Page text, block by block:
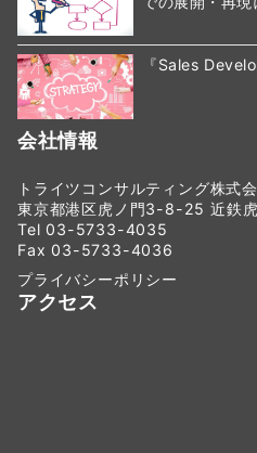
『Sales
会社情報
トライツコンサルティング株式
東京都港区虎ノ門3-8-25 近鉄
Tel 03-5733-4035
Fax 03-5733-4036
プライバシーポリシー
アクセス